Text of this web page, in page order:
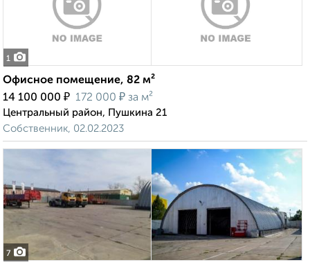
1
Офисное помещение, 82 м²
14 100 000 ₽ 172 000 ₽ за м²
Центральный район, Пушкина 21
Собственник, 02.02.2023
7